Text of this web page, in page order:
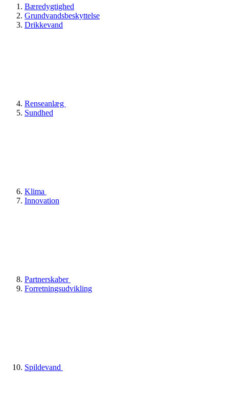
Bæredygtighed
Grundvandsbeskyttelse
Drikkevand
Renseanlæg
Sundhed
Klima
Innovation
Partnerskaber
Forretningsudvikling
Spildevand